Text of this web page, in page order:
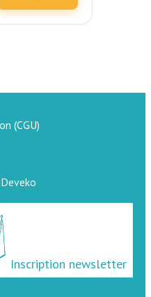
(CGU)
Inscription newsletter